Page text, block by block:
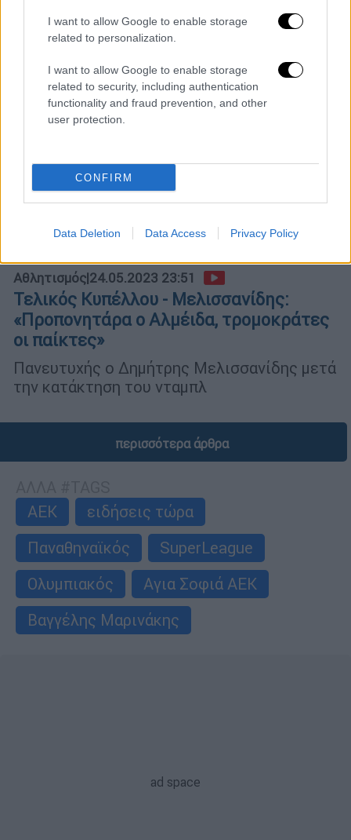
I want to allow Google to enable storage
related to personalization.
I want to allow Google to enable storage
related to security, including authentication
functionality and fraud prevention, and other
user protection.
CONFIRM
Data Deletion Data Access Privacy Policy
Αθλητισμός|24.05.2023 23:51
Τελικός Κυπέλλου - Μελισσανίδης:
«Προπονητάρα ο Αλμέιδα, τρομοκράτες
οι παίκτες»
Πανευτυχής ο Δημήτρης Μελισσανίδης μετά
την κατάκτηση του νταμπλ
περισσότερα άρθρα
ΑΕΚ
ειδήσεις τώρα
Παναθηναϊκός
SuperLeague
Ολυμπιακός
Αγια Σοφιά ΑΕΚ
Βαγγέλης Μαρινάκης